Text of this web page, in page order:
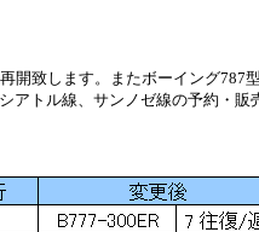
致します。またボーイング787
アトル線、サンノゼ線の予約・販